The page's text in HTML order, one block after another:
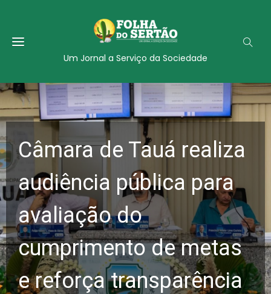
Um Jornal a Serviço da Sociedade
Câmara de Tauá realiza
audiência pública para
avaliação do
cumprimento de metas
e reforça transparência